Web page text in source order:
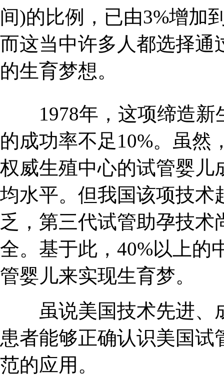
间)的比例，已由3%增加
而这当中许多人都选择通
的生育梦想。
1978年，这项缔造新
的成功率不足10%。虽然
权威生殖中心的试管婴儿
均水平。但我国该项技术
乏，第三代试管助孕技
全。基于此，40%以上的
管婴儿来实现生育梦。
虽说美国技术先进、
患者能够正确认识美国
范的应用。